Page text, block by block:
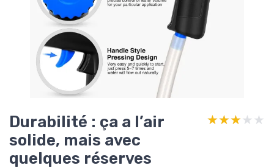
Durabilité : ça a l’air
solide, mais avec
quelques réserves
★★★★★
★★★★★